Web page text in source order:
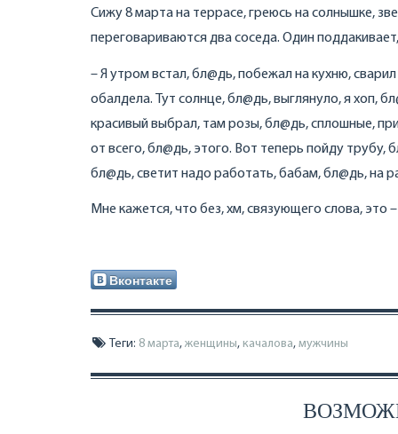
Сижу 8 марта на террасе, греюсь на солнышке,
переговариваются два соседа. Один
– Я утром встал, бл@дь, побежал на кухню,
обалдела. Тут солнце, бл@дь, выглянуло, я хоп,
красивый выбрал, там розы, бл@дь, сплошные,
от всего, бл@дь, этого. Вот теперь пойду трубу,
бл@дь, светит надо работать, бабам, бл@дь, на
Мне кажется, что без, хм, связующего слова, это
Вконтакте
Теги: 8 марта, женщины, качалова, мужчины